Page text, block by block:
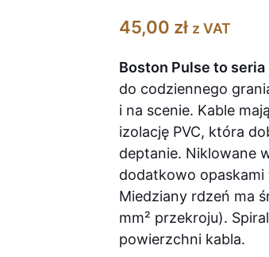
45,00 zł z VAT
Boston Pulse to seria
do codziennego
i na scenie. Kable
izolację PVC, która
deptanie. Niklowane
dodatkowo
Miedziany rdzeń ma
mm² przekroju).
powierzchni kabla.